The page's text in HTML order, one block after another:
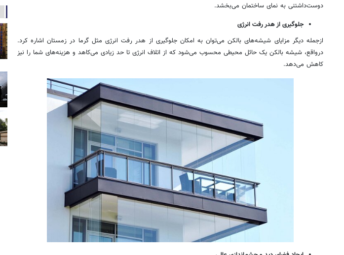
دوست‌داشتنی به نمای ساختمان می‌بخشد.
جلوگیری از هدر رفت انرژی
ازجمله دیگر مزایای شیشه‌های بالکن می‌توان به امکان جلوگیری از هدر رفت انرژی مثل گرما در زمستان اشاره کرد.
درواقع، شیشه بالکن یک حائل محیطی محسوب می‌شود که از اتلاف انرژی تا حد زیادی می‌کاهد و هزینه‌های شما را نیز
کاهش می‌دهد.